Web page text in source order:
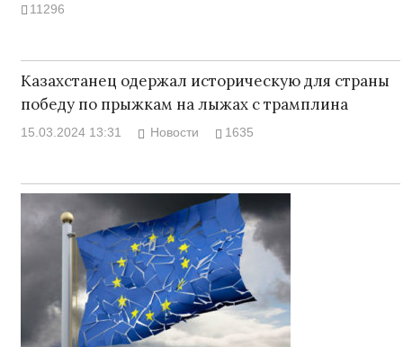
11296
Казахстанец одержал историческую для страны
победу по прыжкам на лыжах с трамплина
15.03.2024 13:31 Новости 1635